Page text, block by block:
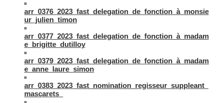
arr_0376_2023_fast_delegation_de_fonction_à_monsie
ur_julien_timon
arr_0377_2023_fast_delegation_de_fonction_à_madam
e_brigitte_dutilloy
arr_0379_2023_fast_delegation_de_fonction_à_madam
e_anne_laure_simon
arr_0383_2023_fast_nomination_regisseur_suppleant_
mascarets_